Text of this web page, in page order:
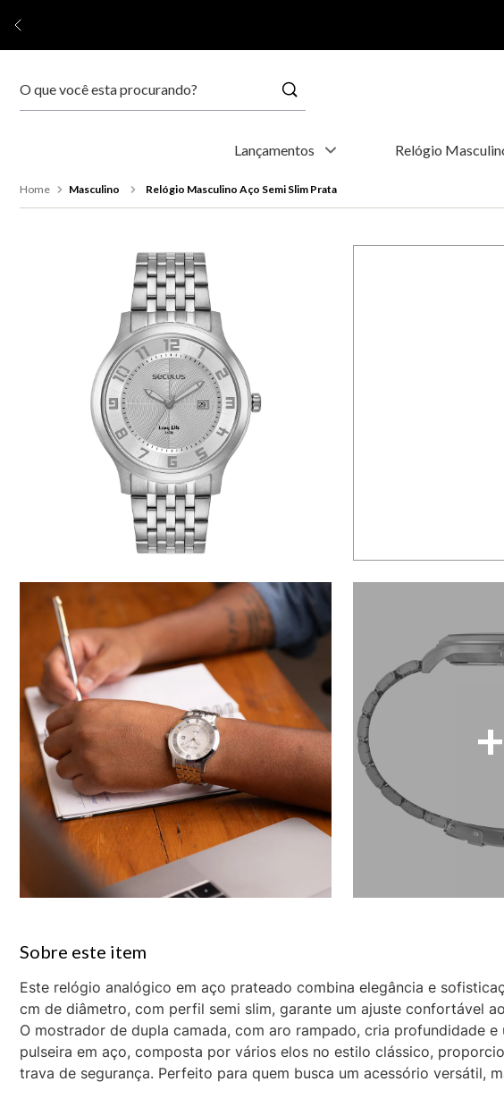
Lançamentos Relógio
Masculino Relógio Masculino Aço Semi Slim Prata
+
Este relógio analógico em aço prateado combina elegância e
cm de diâmetro, com perfil semi slim, garante um ajuste confortável
O mostrador de dupla camada, com aro rampado, cria profundidade
pulseira em aço, composta por vários elos no estilo clássico,
trava de segurança. Perfeito para quem busca um acessório versátil,
1 º relógio feminino
kyoto
automático
dourado
relógio feminino rose
quadrado
9º masculino
10º cerâmica